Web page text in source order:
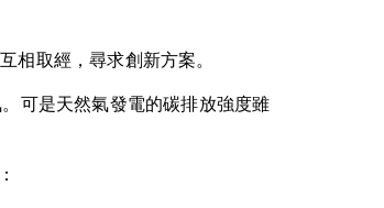
相取經，尋求創新方案。
可是天然氣發電的碳排放強度雖